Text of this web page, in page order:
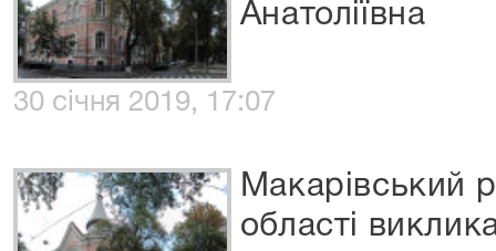
Анатоліївна
30 січня 2019, 17:07
Макарівський
області